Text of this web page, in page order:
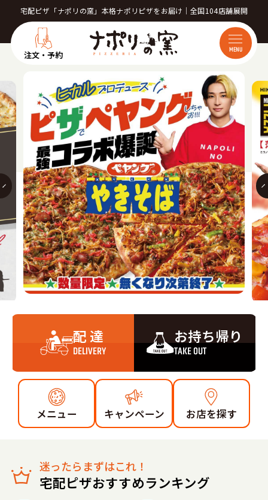
宅配ピザ「ナポリの窯」本格ナポリピザをお届け｜全国104店舗展開
注文・予約 MENU
配 達
DELIVERY
お持ち帰り
TAKE OUT
メニュー キャンペーン お店を探す
迷ったらまずはこれ！
宅配ピザおすすめランキング